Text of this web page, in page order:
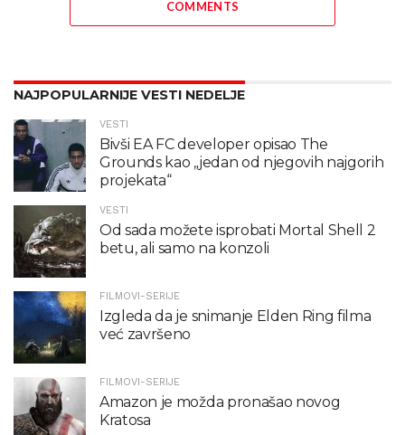
COMMENTS
NAJPOPULARNIJE VESTI NEDELJE
VESTI
Bivši EA FC developer opisao The
Grounds kao „jedan od njegovih najgorih
projekata“
VESTI
Od sada možete isprobati Mortal Shell 2
betu, ali samo na konzoli
FILMOVI-SERIJE
Izgleda da je snimanje Elden Ring filma
već završeno
FILMOVI-SERIJE
Amazon je možda pronašao novog
Kratosa